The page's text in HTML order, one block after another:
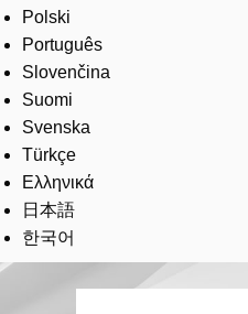
Polski
Português
Slovenčina
Suomi
Svenska
Türkçe
Ελληνικά
日本語
한국어